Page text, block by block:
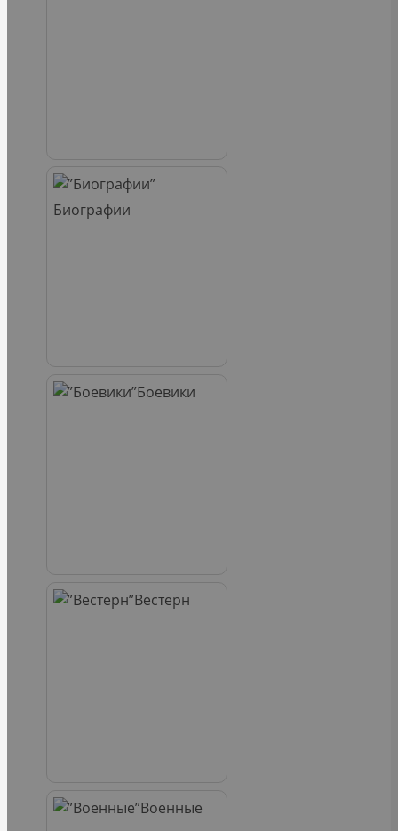
Биографии
Боевики
Вестерн
Военные